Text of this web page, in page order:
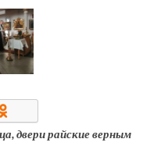
двери райские верным